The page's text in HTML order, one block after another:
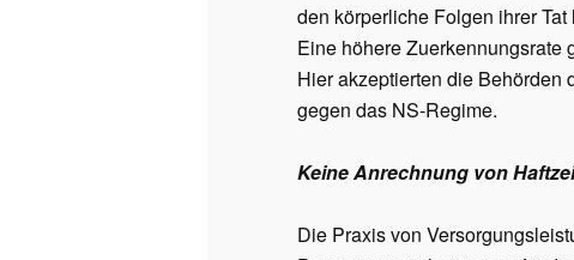
den körperliche Folgen ihrer
Eine höhere Zuerkennungsrate
Hier akzeptierten die Behörden
gegen das NS-Regime.
Keine Anrechnung von
Die Praxis von